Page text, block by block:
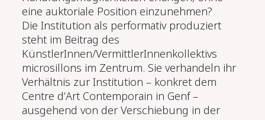
eine auktoriale Position einzunehmen?
Die Institution als performativ produziert
steht im Beitrag des
KünstlerInnen/VermittlerInnenkollektivs
microsillons im Zentrum. Sie verhandeln ihr
Verhältnis zur Institution – konkret dem
Centre d’Art Contemporain in Genf –
ausgehend von der Verschiebung in der